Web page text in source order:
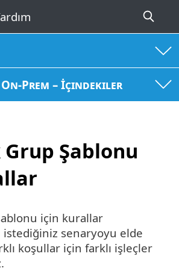
On-Prem – İçindekiler
Şablonu
için kurallar
istediğiniz senaryoyu elde
koşullar için farklı işleçler